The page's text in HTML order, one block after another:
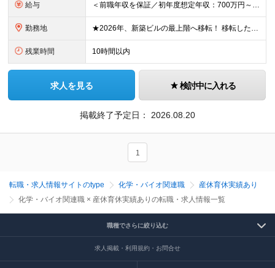
給与 ＜前職年収を保証／初年度想定年収：700万円～1,600万円＞ ■月給52万円～＋残業代全額支給＋賞与年2回 ※試用期間2ヶ月あり（期間中は月給45万円～、その他の待遇に差異なし） ＼安心のキャリア
勤務地 ★2026年、新築ビルの最上階へ移転！ 移転したばかりのキレイなオフィスでの勤務です 神奈川県横浜市中区港町1丁目1-1 BASEGATE横浜関内タワー33階 ※原則出社となります。 ※本社所在地：
残業時間 10時間以内
求人を見る 検討中に入れる
掲載終了予定日： 2026.08.20
1
転職・求人情報サイトのtype 化学・バイオ関連職
産休育休実績あり
化学・バイオ関連職 × 産休育休実績ありの転職・求人情報一覧
職種でさらに絞り込む
求人掲載・利用規約・お問合せ